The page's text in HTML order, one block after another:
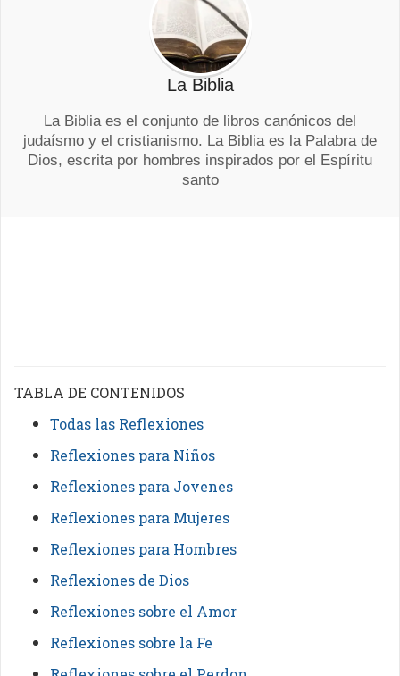
La Biblia
La Biblia es el conjunto de libros canónicos del
judaísmo y el cristianismo. La Biblia es la Palabra de
Dios, escrita por hombres inspirados por el Espíritu
santo
TABLA DE CONTENIDOS
Todas las Reflexiones
Reflexiones para Niños
Reflexiones para Jovenes
Reflexiones para Mujeres
Reflexiones para Hombres
Reflexiones de Dios
Reflexiones sobre el Amor
Reflexiones sobre la Fe